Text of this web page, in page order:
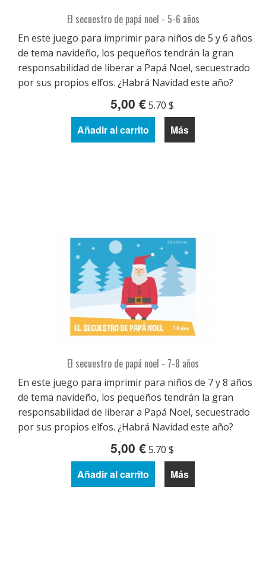
El secuestro de papá noel - 5-6 años
En este juego para imprimir para niños de 5 y 6 años
de tema navideño, los pequeños tendrán la gran
responsabilidad de liberar a Papá Noel, secuestrado
por sus propios elfos. ¿Habrá Navidad este año?
5,00 € 5.70 $
Añadir al carrito Más
El secuestro de papá noel - 7-8 años
En este juego para imprimir para niños de 7 y 8 años
de tema navideño, los pequeños tendrán la gran
responsabilidad de liberar a Papá Noel, secuestrado
por sus propios elfos. ¿Habrá Navidad este año?
5,00 € 5.70 $
Añadir al carrito Más